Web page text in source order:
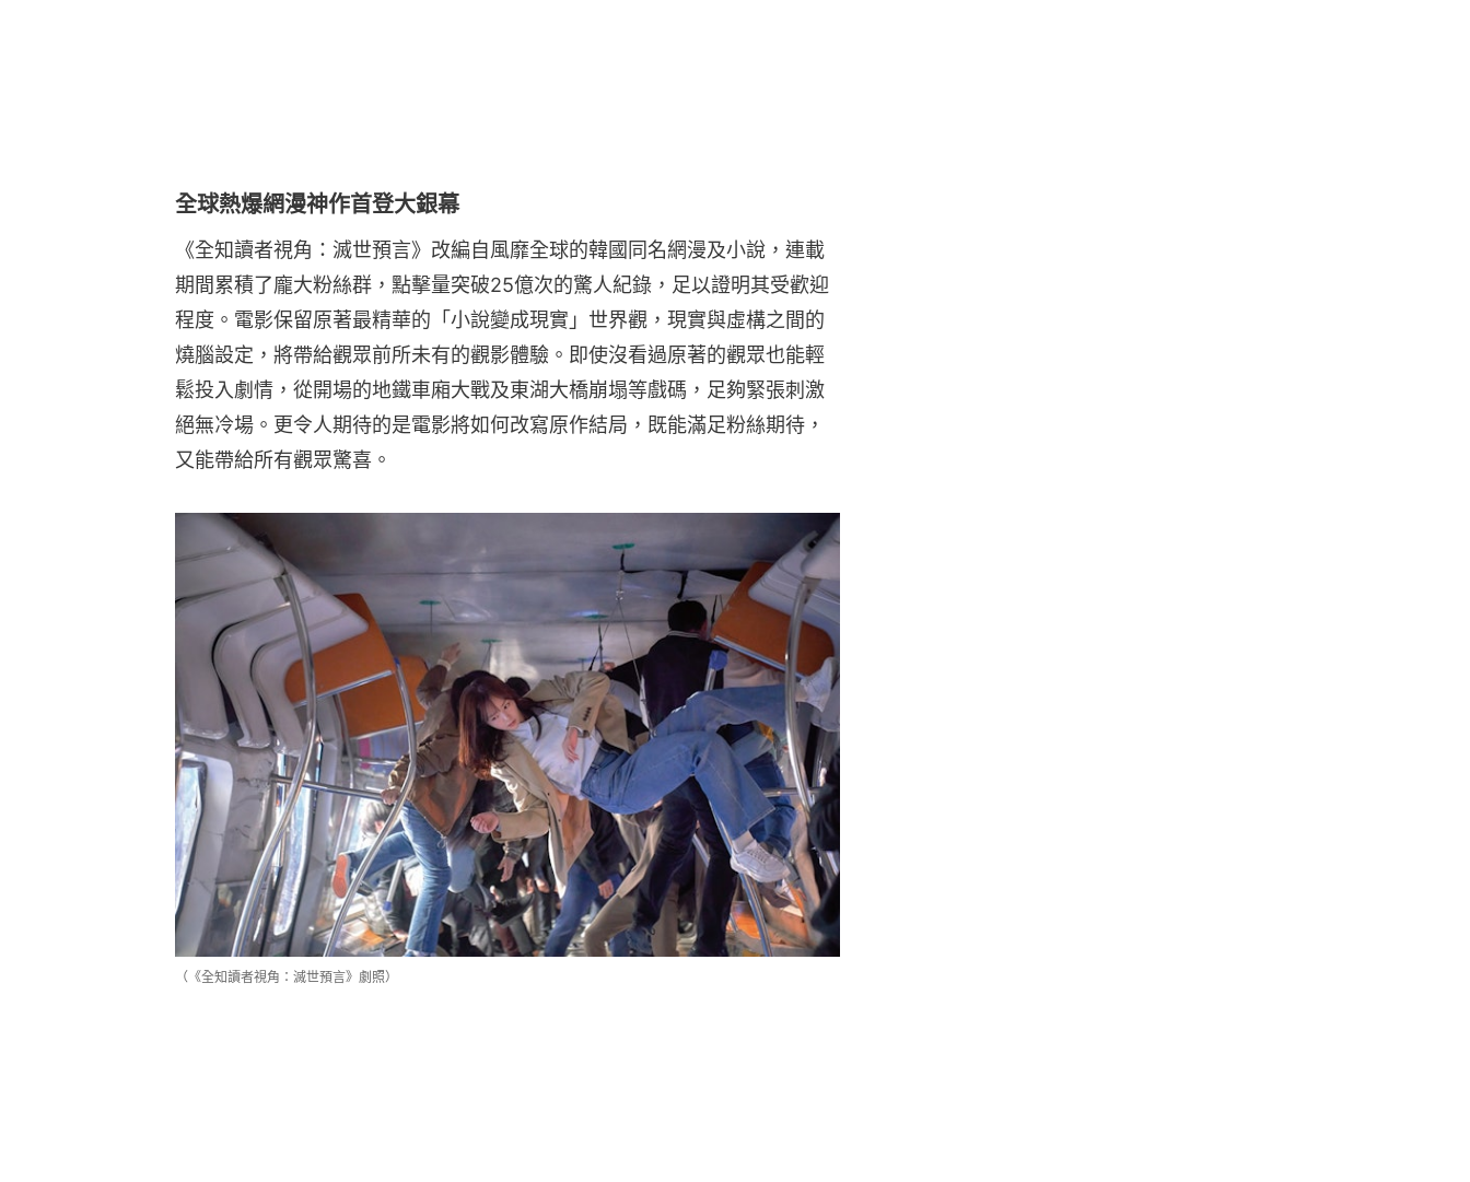
全球熱爆網漫神作首登大銀幕
《全知讀者視角：滅世預言》改編自風靡全球的韓國同名網漫及小說，連載
期間累積了龐大粉絲群，點擊量突破25億次的驚人紀錄，足以證明其受歡迎
程度。電影保留原著最精華的「小說變成現實」世界觀，現實與虛構之間的
燒腦設定，將帶給觀眾前所未有的觀影體驗。即使沒看過原著的觀眾也能輕
鬆投入劇情，從開場的地鐵車廂大戰及東湖大橋崩塌等戲碼，足夠緊張刺激
絕無冷場。更令人期待的是電影將如何改寫原作結局，既能滿足粉絲期待，
又能帶給所有觀眾驚喜。
（《全知讀者視角：滅世預言》劇照）